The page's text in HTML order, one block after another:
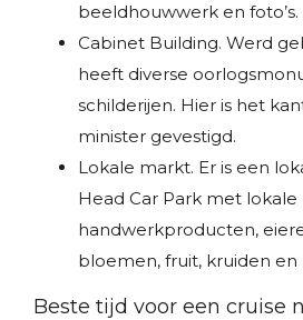
beeldhouwwerk en foto’s.
Cabinet Building. Werd
heeft diverse
schilderijen. Hier is het
minister gevestigd.
Lokale markt. Er is een
Head Car Park met lokale
handwerkproducten,
bloemen, fruit, kruiden en
Beste tijd voor een cruise